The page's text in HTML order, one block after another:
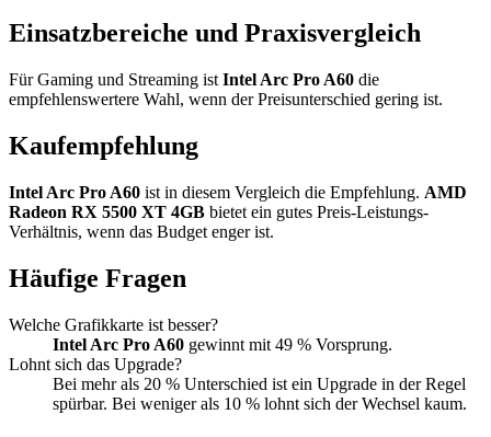
Einsatzbereiche und Praxisvergleich
Für Gaming und Streaming ist Intel Arc Pro A60 die
empfehlenswertere Wahl, wenn der Preisunterschied gering ist.
Kaufempfehlung
Intel Arc Pro A60 ist in diesem Vergleich die Empfehlung. AMD
Radeon RX 5500 XT 4GB bietet ein gutes Preis-Leistungs-
Verhältnis, wenn das Budget enger ist.
Häufige Fragen
Welche Grafikkarte ist besser?
Intel Arc Pro A60 gewinnt mit 49 % Vorsprung.
Lohnt sich das Upgrade?
Bei mehr als 20 % Unterschied ist ein Upgrade in der Regel
spürbar. Bei weniger als 10 % lohnt sich der Wechsel kaum.